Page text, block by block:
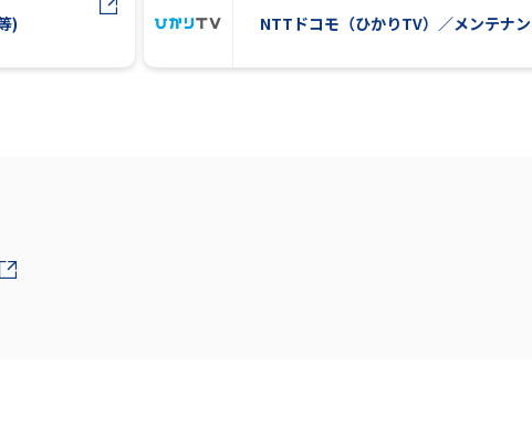
) NTTドコモ（ひかりTV）／メンテナ